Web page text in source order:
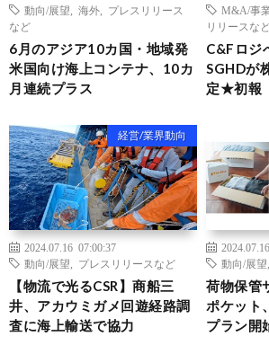
動向/展望
海外
プレスリリース
など
6月のアジア10カ国・地域発
米国向け海上コンテナ、10カ
月連続プラス
M&A/事
リリースな
C&Fロジ
SGHDが
定★初報
経営/業界動向
2024.07.16 07:00:37
動向/展望
プレスリリースなど
【物流で光るCSR】商船三
井、アカウミガメ回遊経路調
査に海上輸送で協力
動向/展望
荷物保管
ポケット
プラン開